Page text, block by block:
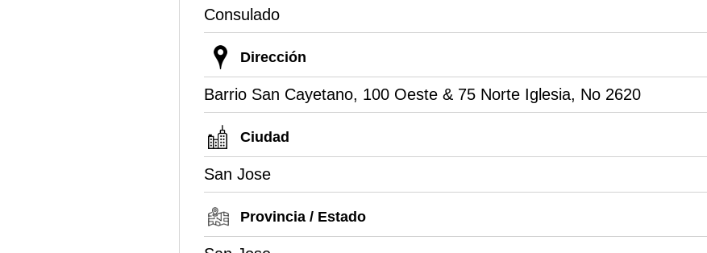
Consulado
Dirección
Barrio San Cayetano, 100 Oeste & 75 Norte Iglesia, No 2620
Ciudad
San Jose
Provincia / Estado